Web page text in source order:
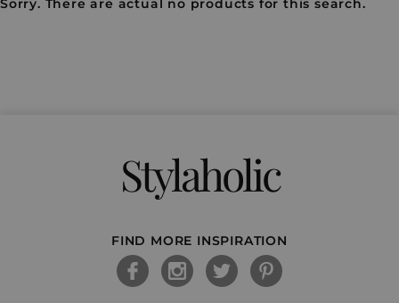
Stylaholic
FIND MORE INSPIRATION